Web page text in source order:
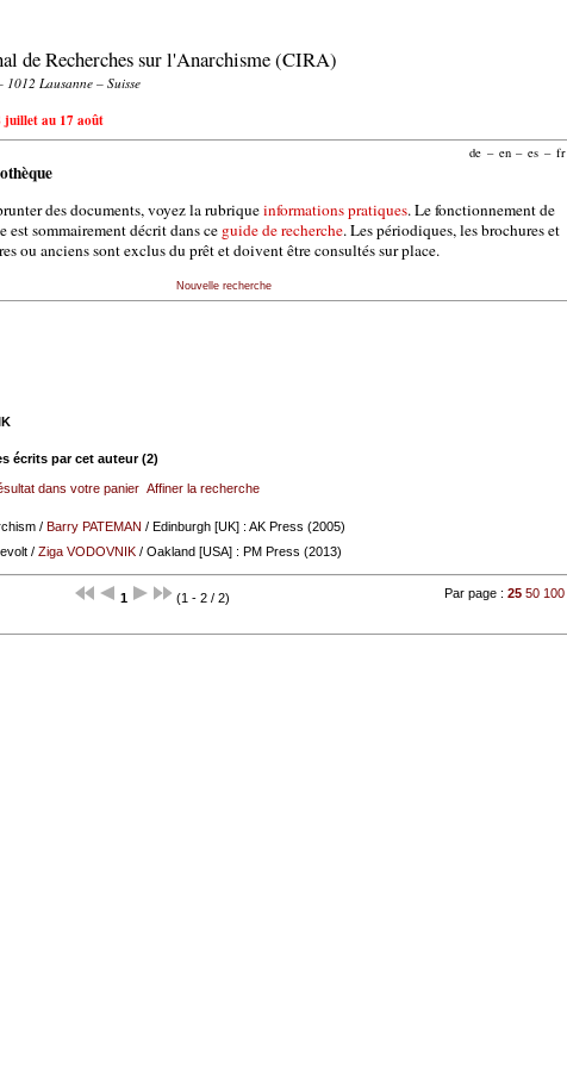
de Recherches sur l'Anarchisme (CIRA)
1012 Lausanne – Suisse
juillet au 17 août
de – en – es – fr
des documents, voyez la rubriqueinformations pratiques. Le fonctionnement de
est sommairement décrit dans ce guide de recherche. Les périodiques, les brochures et
ou anciens sont exclus du prêt et doivent être consultés sur place.
Nouvelle recherche
écrits par cet auteur (2)
dans votre panier Affiner la recherche
/ Barry PATEMAN / Edinburgh [UK] : AK Press (2005)
/ Ziga VODOVNIK/ Oakland [USA] : PM Press (2013)
1 (1 - 2 / 2) Par page :25 50 100